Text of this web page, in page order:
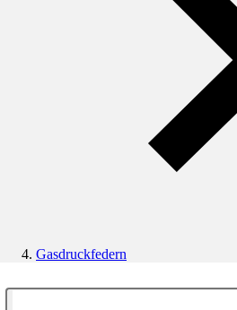
Gasdruckfedern